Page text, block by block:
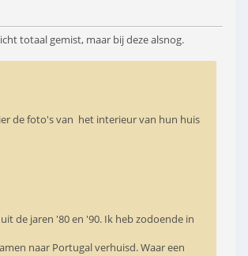
totaal gemist, maar bij deze alsnog.
de foto's van het interieur van hun huis
de jaren '80 en '90. Ik heb zodoende in
naar Portugal verhuisd. Waar een